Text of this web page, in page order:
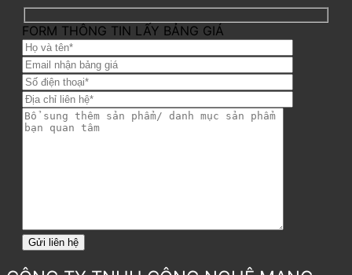
FORM THÔNG TIN LẤY BẢNG GIÁ